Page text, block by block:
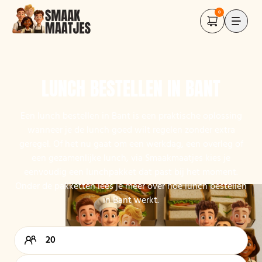
0
Onder de pakketten lees je meer over hoe lunch bestellen
in Bant werkt.